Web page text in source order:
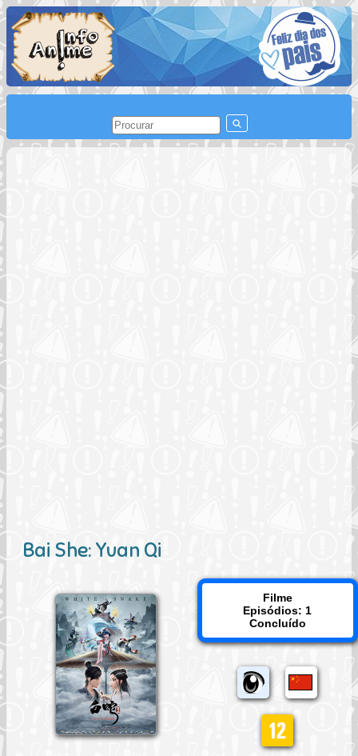
Bai She: Yuan Qi
Filme
Episódios: 1
Concluído